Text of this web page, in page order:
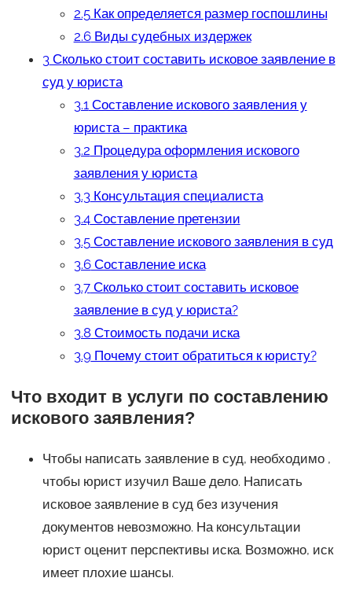
2.5Как определяется размер госпошлины
2.6Виды судебных издержек
3Сколько стоит составить исковое заявление в
суд у юриста
3.1Составление искового заявления у
юриста – практика
3.2 Процедура оформления искового
заявления у юриста
3.3Консультация специалиста
3.4Составление претензии
3.5Составление искового заявления в суд
3.6Составление иска
3.7Сколько стоит составить исковое
заявление в суд у юриста?
3.8Стоимость подачи иска
3.9Почему стоит обратиться к юристу?
Что входит в услуги по составлению
искового заявления?
Чтобы написать заявление в суд, необходимо ,
чтобы юрист изучил Ваше дело. Написать
исковое заявление в суд без изучения
документов невозможно. На консультации
юрист оценит перспективы иска. Возможно, иск
имеет плохие шансы.